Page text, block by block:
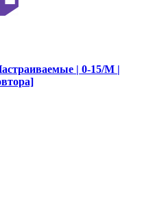
| 0-15/М |